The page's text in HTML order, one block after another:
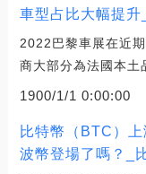
車型占比大幅提升
2022巴黎車展在近
商大部分為法國本
1900/1/1 0:00:00
比特幣（BTC）
波幣登場了嗎？_